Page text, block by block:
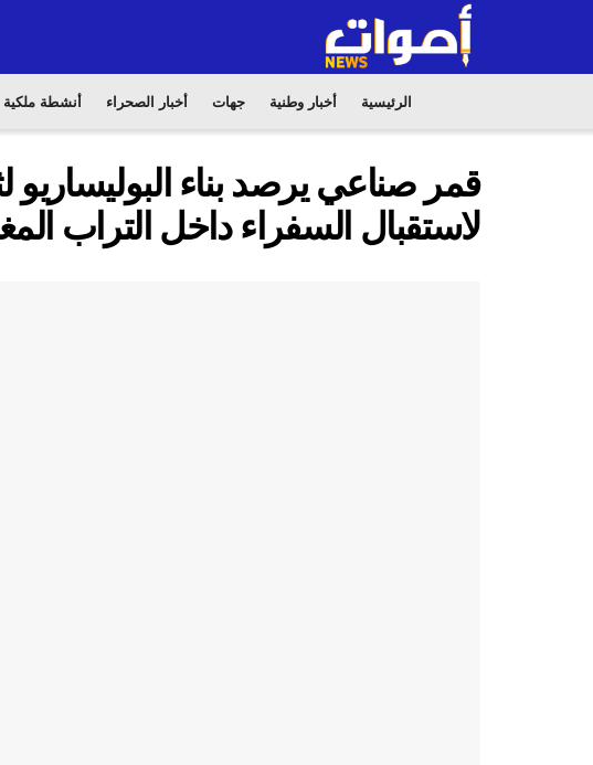
الرئيسية أخبار وطنية جهات أخبار الصحراء أنشطة ملكية
قمر صناعي يرصد بناء
لاستقبال السفراء داخل التراب